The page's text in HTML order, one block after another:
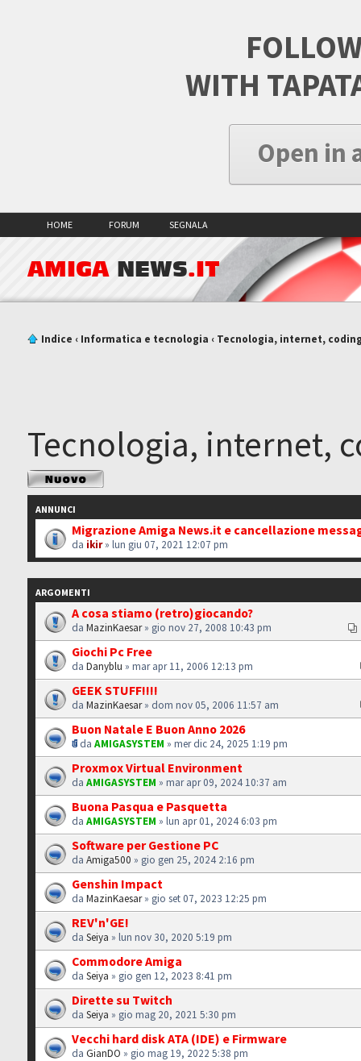
WITH
Open in
HOME FORUM SEGNALA
AMIGA NEWS.IT
Indice ‹ Informatica e tecnologia ‹ Tecnologia, internet,
Tecnologia, internet,
Scrivi un nuovo
argomento
ANNUNCI
Migrazione Amiga News.it e cancellazione
da ikir» lun giu 07, 2021 12:07 pm
ARGOMENTI
A cosa stiamo (retro)giocando?
daMazinKaesar» gio nov 27, 2008 10:43 pm
Giochi Pc Free
daDanyblu » mar apr 11, 2006 12:13 pm
GEEK STUFF!!!!
daMazinKaesar» dom nov 05, 2006 11:57 am
Buon Natale E Buon Anno 2026
daAMIGASYSTEM » mer dic 24, 2025 1:19 pm
Proxmox Virtual Environment
daAMIGASYSTEM » mar apr 09, 2024 10:37 am
Buona Pasqua e Pasquetta
daAMIGASYSTEM » lun apr 01, 2024 6:03 pm
Software per Gestione PC
daAmiga500 » gio gen 25, 2024 2:16 pm
Genshin Impact
daMazinKaesar» gio set 07, 2023 12:25 pm
REV'n'GE!
daSeiya » lun nov 30, 2020 5:19 pm
Commodore Amiga
daSeiya » gio gen 12, 2023 8:41 pm
Dirette su Twitch
daSeiya » gio mag 20, 2021 5:30 pm
Vecchi hard disk ATA (IDE) e Firmware
daGianDO » gio mag 19, 2022 5:38 pm